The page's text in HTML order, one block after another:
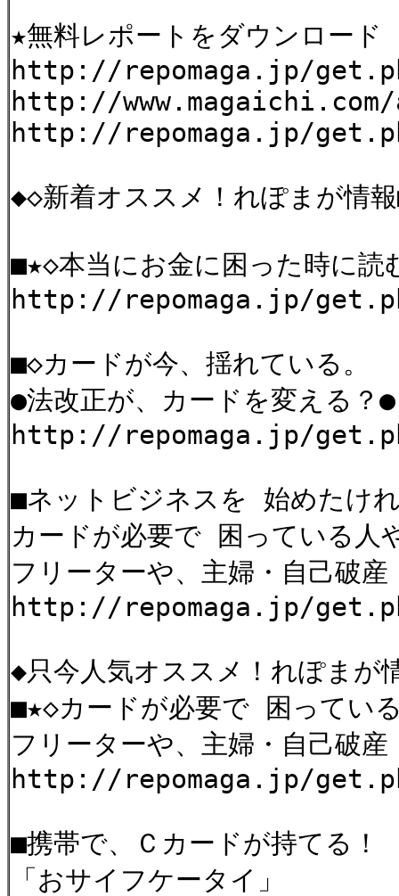
★無料レポートをダウンロード
http://repomaga.jp/
http://
http://repomaga.jp/
◆◇新着オススメ！れぽまが情
■★◇本当にお金に困った時に読
http://repomaga.jp/
■◇カードが今、揺れている。
●法改正が、カードを変える？●
http://repomaga.jp/
■ネットビジネスを 始めたけ
カードが必要で 困っている人
フリーターや、主婦・自己破
http://repomaga.jp/
◆只今人気オススメ！れぽまが
■★◇カードが必要で 困ってい
フリーターや、主婦・自己破
http://repomaga.jp/
■携帯で、Ｃカードが持てる！
「おサイフケータイ」